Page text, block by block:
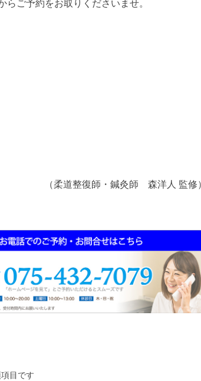
ご予約をお取りくださいませ。
（柔道整復師・鍼灸師 森洋人 監修）
目です